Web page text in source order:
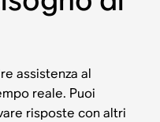
assistenza al
reale. Puoi
risposte con altri